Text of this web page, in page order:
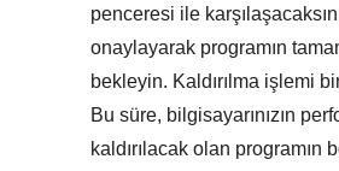
penceresi ile
onaylayarak programın
bekleyin. Kaldırılma işlemi
Bu süre, bilgisayarınızın
kaldırılacak olan programın